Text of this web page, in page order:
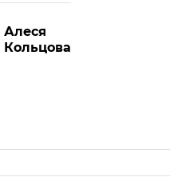
Алеся
Кольцова